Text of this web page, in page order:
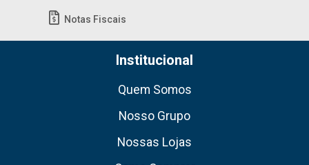
Notas Fiscais
Institucional
Quem Somos
Nosso Grupo
Nossas Lojas